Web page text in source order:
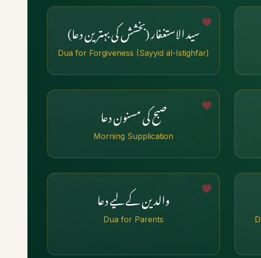
سید الاستغفار (بخشش کی بہترین دعا)
Dua for Forgiveness (Sayyid al-Istighfar)
صبح کی مسنون دعا
Morning Supplication
والدین کے لیے دعا
Dua for Parents